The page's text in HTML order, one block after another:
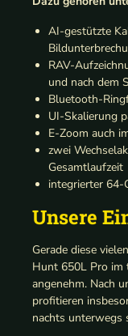
AI-gestützte
RAV-
und nach dem
Bluetooth-
UI-Skalierung
E-Zoom auch
zwei
Gesamtlaufzeit
integrierter 64-
Unsere
Gerade diese
Hunt 650L Pro im
angenehm. Nach
profitieren
nachts unterwegs